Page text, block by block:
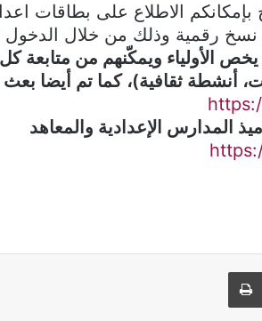
من أول جانفي 2021 أصبح بإمكانكم الاطلاع على
نسخ رقمية وذلك من خلال الدخول
الأولياء ويمكّنهم من متابعة
أنشطة ثقافية)، كما تم أيضا
المدارس الإعدادية والمعاهد
البريد طباعة